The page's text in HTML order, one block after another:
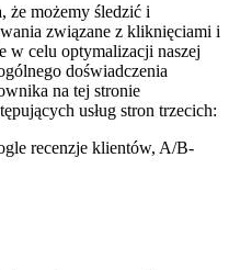
że możemy śledzić i
związane z kliknięciami i
w celu optymalizacji naszej
doświadczenia
na tej stronie
usług stron trzecich:
recenzje klientów, A/B-